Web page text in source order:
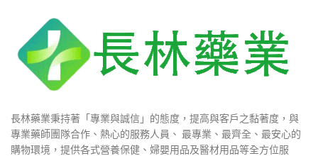
長林藥業秉持著「專業與誠信」的態度，提高與客戶之黏著度，與
專業藥師團隊合作、熱心的服務人員、 最專業、最齊全、最安心的
購物環境，提供各式營養保健、婦嬰用品及醫材用品等全方位服